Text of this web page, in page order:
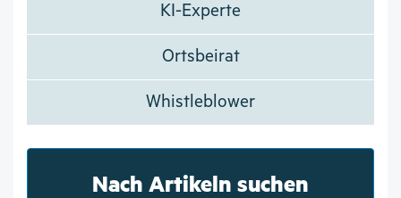
KI-Experte
Ortsbeirat
Whistleblower
Nach Artikeln suchen